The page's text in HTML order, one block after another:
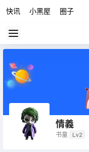
快讯 小黑屋 圈子
情義
书童 Lv2